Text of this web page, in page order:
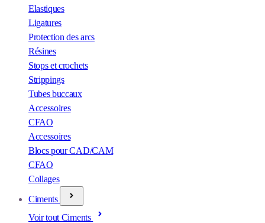
Elastiques
Ligatures
Protection des arcs
Résines
Stops et crochets
Strippings
Tubes buccaux
Accessoires
CFAO
Accessoires
Blocs pour CAD/CAM
CFAO
Collages
Ciments
Voir tout Ciments